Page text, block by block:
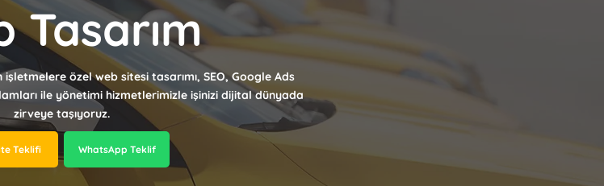
Tasarım
özel web sitesi tasarımı, SEO, Google Ads
ile yönetimi hizmetlerimizle işinizi dijital dünyada
zirveye taşıyoruz.
Teklifi WhatsApp Teklif